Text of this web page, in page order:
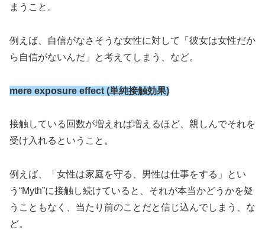
まうこと。
例えば、自信がなさそうな女性に対して「彼女は女性だか
ら自信がないんだ」と考えてしまう、など。
mere exposure effect (単純接触効果)
接触している回数が増えれば増えるほど、親しんでそれを
受け入れるということ。
例えば、「女性は家庭を守る、男性は仕事をする」とい
う“Myth”に接触し続けていると、それが本当かどうかを疑
うこともなく、当たり前のことだと信じ込んでしまう、な
ど。